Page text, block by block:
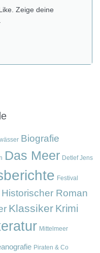
Zeige deine
Biografie
Das Meer Detlef Jens
Festival
Historischer Roman
Klassiker Krimi
Mittelmeer
Piraten & Co